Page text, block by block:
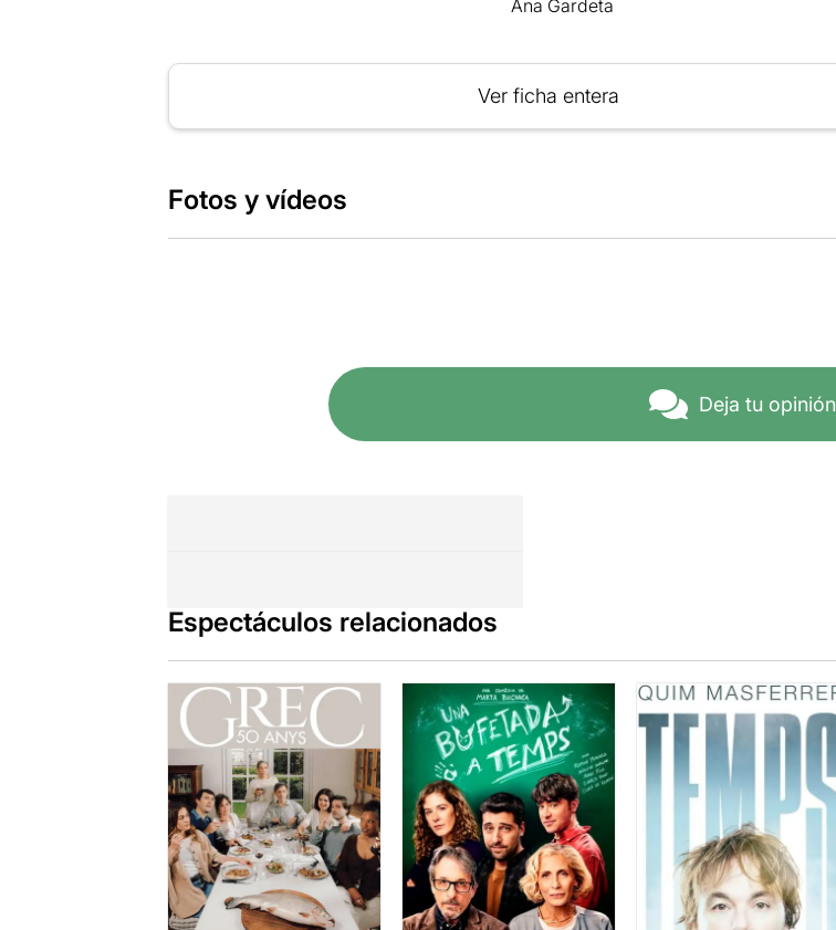
Ana Gardeta
Ver ficha entera
Fotos y vídeos
Deja tu opinión
Espectáculos relacionados